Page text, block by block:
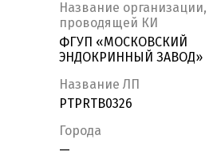
Название организации,
проводящей КИ
ФГУП «МОСКОВСКИЙ
ЭНДОКРИННЫЙ ЗАВОД»
Название ЛП
PTPRTB0326
Города
—